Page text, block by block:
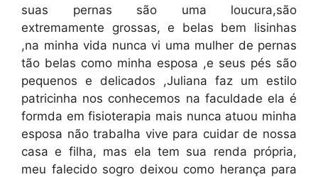
suas pernas são uma loucura,são
extremamente grossas, e belas bem lisinhas
,na minha vida nunca vi uma mulher de pernas
tão belas como minha esposa ,e seus pés são
pequenos e delicados ,Juliana faz um estilo
patricinha nos conhecemos na faculdade ela é
formda em fisioterapia mais nunca atuou minha
esposa não trabalha vive para cuidar de nossa
casa e filha, mas ela tem sua renda própria,
meu falecido sogro deixou como herança para